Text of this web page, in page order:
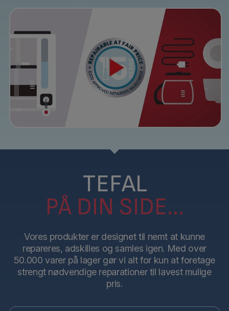
TEFAL
PÅ DIN SIDE...
Vores produkter er designet til nemt at kunne
repareres, adskilles og samles igen. Med over
50.000 varer på lager gør vi alt for kun at foretage
strengt nødvendige reparationer til lavest mulige
pris.